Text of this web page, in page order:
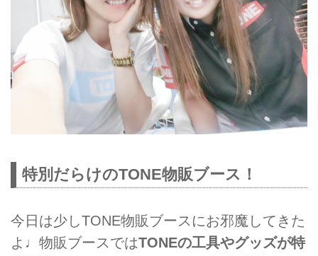
特別だらけのTONE物販ブース！
今日は少しTONE物販ブースにお邪魔してきた
よ♩物販ブースではTONEの工具やグッズが特